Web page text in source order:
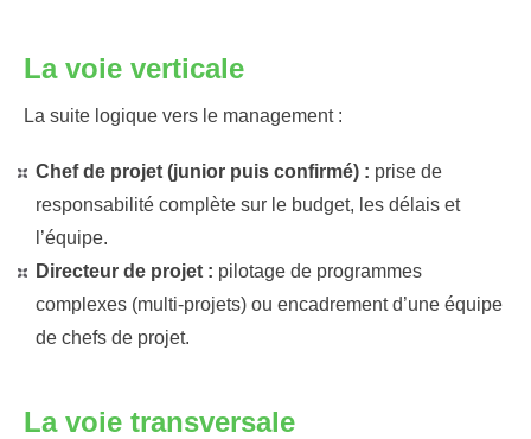
La voie verticale
La suite logique vers le management :
Chef de projet (junior puis confirmé) : prise de
responsabilité complète sur le budget, les délais et
l’équipe.
Directeur de projet : pilotage de programmes
complexes (multi-projets) ou encadrement d’une équipe
de chefs de projet.
La voie transversale